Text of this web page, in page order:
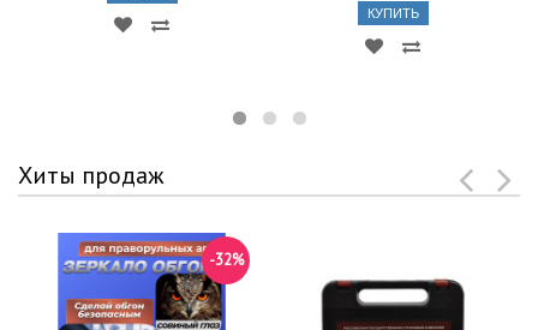
КУПИТЬ
Хиты продаж
-32%